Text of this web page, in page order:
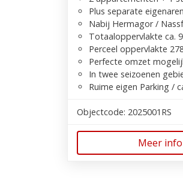
Plus separate
Nabij Hermagor /
Totaaloppervlakte ca.
Perceel oppervlakte
Perfecte omzet
In twee seizoenen
Ruime eigen Parking /
Objectcode: 2025001RS
Meer